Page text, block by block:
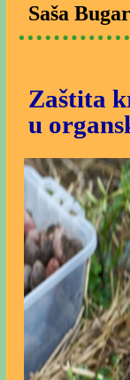
Saša
Zaštita
u